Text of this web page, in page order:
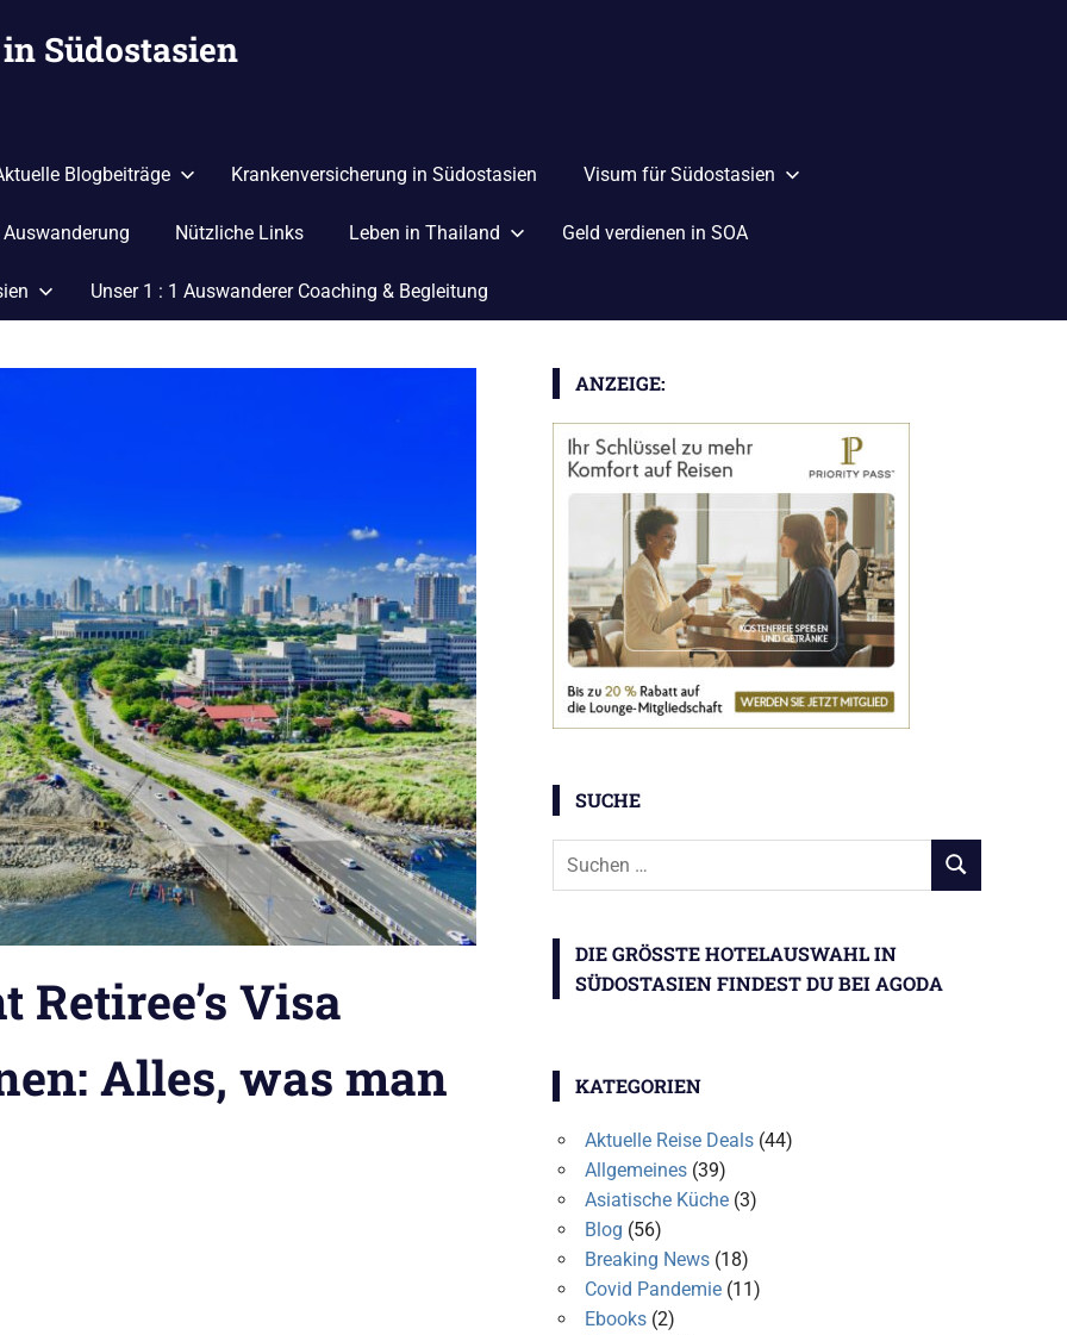
Südostasien
Blogbeiträge Krankenversicherung in Südostasien Visum für Südostasien
Auswanderung Nützliche Links Leben in Thailand Geld verdienen in SOA
Unser 1 : 1 Auswanderer Coaching & Begleitung
Retiree’s Visa
Alles, was man
ANZEIGE:
SUCHE
Suchen
SUCHEN
DIE GRÖSSTE HOTELAUSWAHL IN S
ÜDOSTASIEN FINDEST DU BEI AGODA
KATEGORIEN
Aktuelle Reise Deals(44)
Allgemeines(39)
Asiatische Küche(3)
Blog (56)
Breaking News(18)
Covid Pandemie(11)
Ebooks(2)